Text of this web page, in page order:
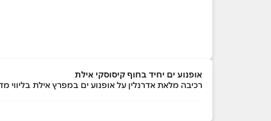
אופנוע ים יחיד בחוף קיסוסקי אילת
רכיבה מלאת אדרנלין על אופנוע ים במפרץ אילת